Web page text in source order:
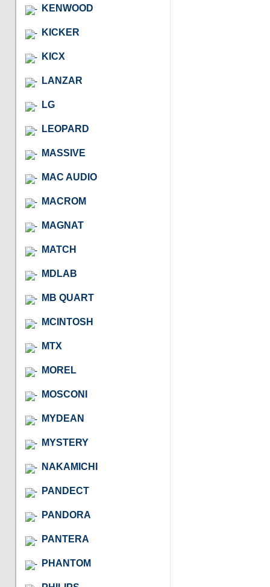
KENWOOD
KICKER
KICX
LANZAR
LG
LEOPARD
MASSIVE
MAC AUDIO
MACROM
MAGNAT
MATCH
MDLAB
MB QUART
MCINTOSH
MTX
MOREL
MOSCONI
MYDEAN
MYSTERY
NAKAMICHI
PANDECT
PANDORA
PANTERA
PHANTOM